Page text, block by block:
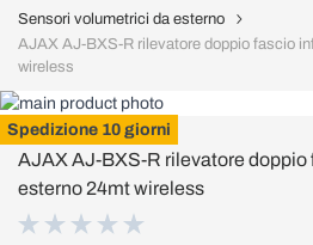
Sensori volumetrici da esterno
AJAX AJ-BXS-R rilevatore doppio fascio
wireless
Spedizione 10 giorni
AJAX
AJAX AJ-BXS-R rilevatore doppio
esterno 24mt wireless